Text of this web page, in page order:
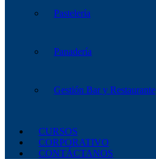
Pastelería
Panadería
Gestión Bar y Restaurante
CURSOS
CORPORATIVO
CONTÁCTANOS